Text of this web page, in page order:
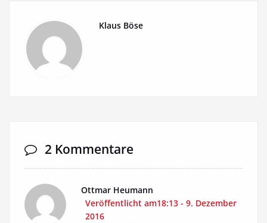
Klaus Böse
2 Kommentare
Ottmar Heumann
Veröffentlicht am18:13 - 9. Dezember
2016